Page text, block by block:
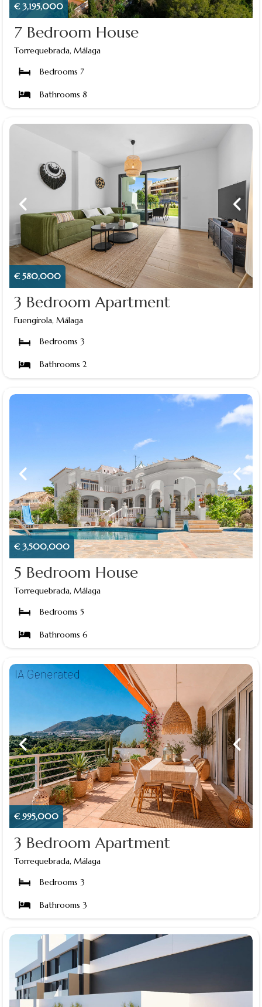
€ 3,195,000
7 Bedroom House
Torrequebrada, Málaga
Bedrooms 7
Bathrooms 8
€ 580,000
3 Bedroom Apartment
Fuengirola, Málaga
Bedrooms 3
Bathrooms 2
€ 3,500,000
5 Bedroom House
Torrequebrada, Málaga
Bedrooms 5
Bathrooms 6
€ 995,000
3 Bedroom Apartment
Torrequebrada, Málaga
Bedrooms 3
Bathrooms 3